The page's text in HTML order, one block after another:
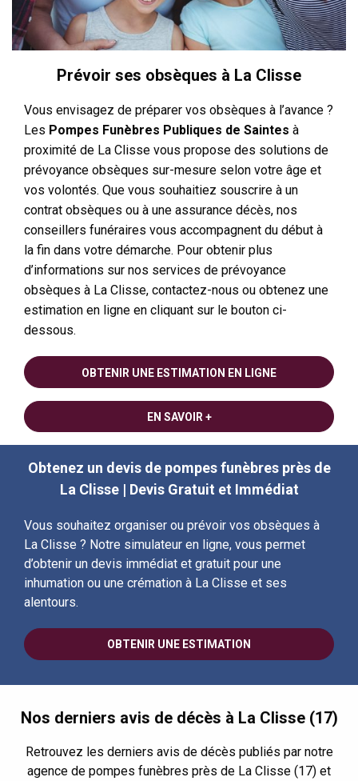
Prévoir ses obsèques à La Clisse
Vous envisagez de préparer vos obsèques à l’avance ?
Les Pompes Funèbres Publiques de Saintes à
proximité de La Clisse vous propose des solutions de
prévoyance obsèques sur-mesure selon votre âge et
vos volontés. Que vous souhaitiez souscrire à un
contrat obsèques ou à une assurance décès, nos
conseillers funéraires vous accompagnent du début à
la fin dans votre démarche. Pour obtenir plus
d’informations sur nos services de prévoyance
obsèques à La Clisse, contactez-nous ou obtenez une
estimation en ligne en cliquant sur le bouton ci-
dessous.
OBTENIR UNE ESTIMATION EN LIGNE
EN SAVOIR +
Obtenez un devis de pompes funèbres près de
La Clisse | Devis Gratuit et Immédiat
Vous souhaitez organiser ou prévoir vos obsèques à
La Clisse ? Notre simulateur en ligne, vous permet
d’obtenir un devis immédiat et gratuit pour une
inhumation ou une crémation à La Clisse et ses
alentours.
OBTENIR UNE ESTIMATION
Nos derniers avis de décès à La Clisse (17)
Retrouvez les derniers avis de décès publiés par notre
agence de pompes funèbres près de La Clisse (17) et